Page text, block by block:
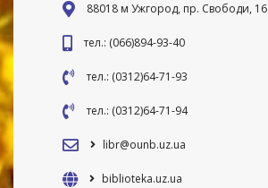
88018 м Ужгород, пр. Свободи, 16
тел.: (066)894-93-40
тел.: (0312)64-71-93
тел.: (0312)64-71-94
libr@ounb.uz.ua
biblioteka.uz.ua